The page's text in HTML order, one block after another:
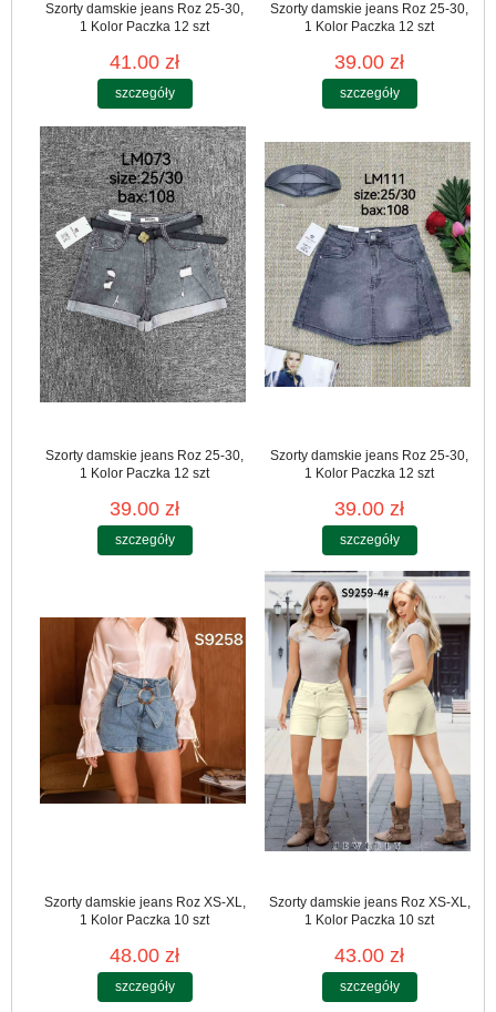
Szorty damskie jeans Roz 25-30,
1 Kolor Paczka 12 szt
41.00 zł
szczegóły
Szorty damskie jeans Roz 25-30,
1 Kolor Paczka 12 szt
39.00 zł
szczegóły
Szorty damskie jeans Roz 25-30,
1 Kolor Paczka 12 szt
39.00 zł
szczegóły
Szorty damskie jeans Roz 25-30,
1 Kolor Paczka 12 szt
39.00 zł
szczegóły
Szorty damskie jeans Roz XS-XL,
1 Kolor Paczka 10 szt
48.00 zł
szczegóły
Szorty damskie jeans Roz XS-XL,
1 Kolor Paczka 10 szt
43.00 zł
szczegóły